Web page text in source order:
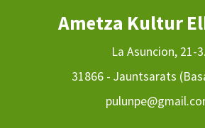
Ametza Kultur
La Asuncion, 21-3.
31866 - Jauntsarats